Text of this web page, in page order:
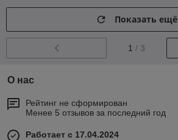
Показать ещё
1 / 3
О нас
Рейтинг не сформирован
Менее 5 отзывов за последний год
Работает с 17.04.2024